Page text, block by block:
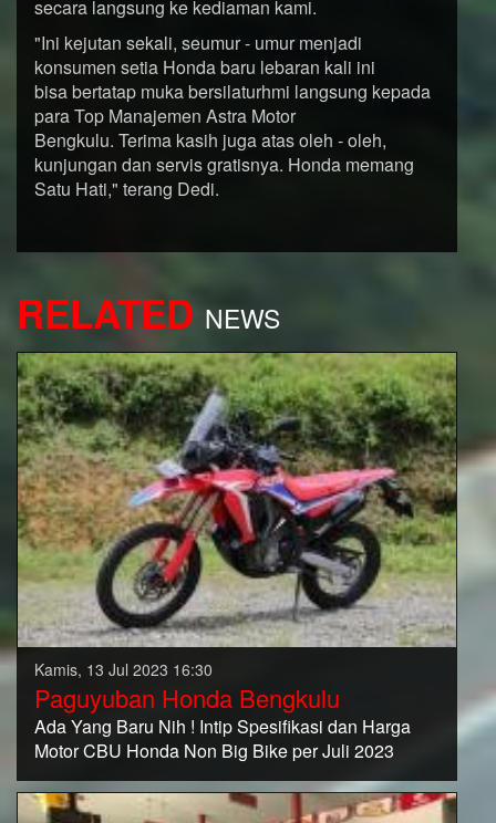
secara langsung ke kediaman kami.
"Ini kejutan sekali, seumur - umur menjadi
konsumen setia Honda baru lebaran kali ini
bisa bertatap muka bersilaturhmi langsung kepada
para Top Manajemen Astra Motor
Bengkulu. Terima kasih juga atas oleh - oleh,
kunjungan dan servis gratisnya. Honda memang
Satu Hati," terang Dedi.
RELATED NEWS
Kamis, 13 Jul 2023 16:30
Paguyuban Honda Bengkulu
Ada Yang Baru Nih ! Intip Spesifikasi dan Harga
Motor CBU Honda Non Big Bike per Juli 2023